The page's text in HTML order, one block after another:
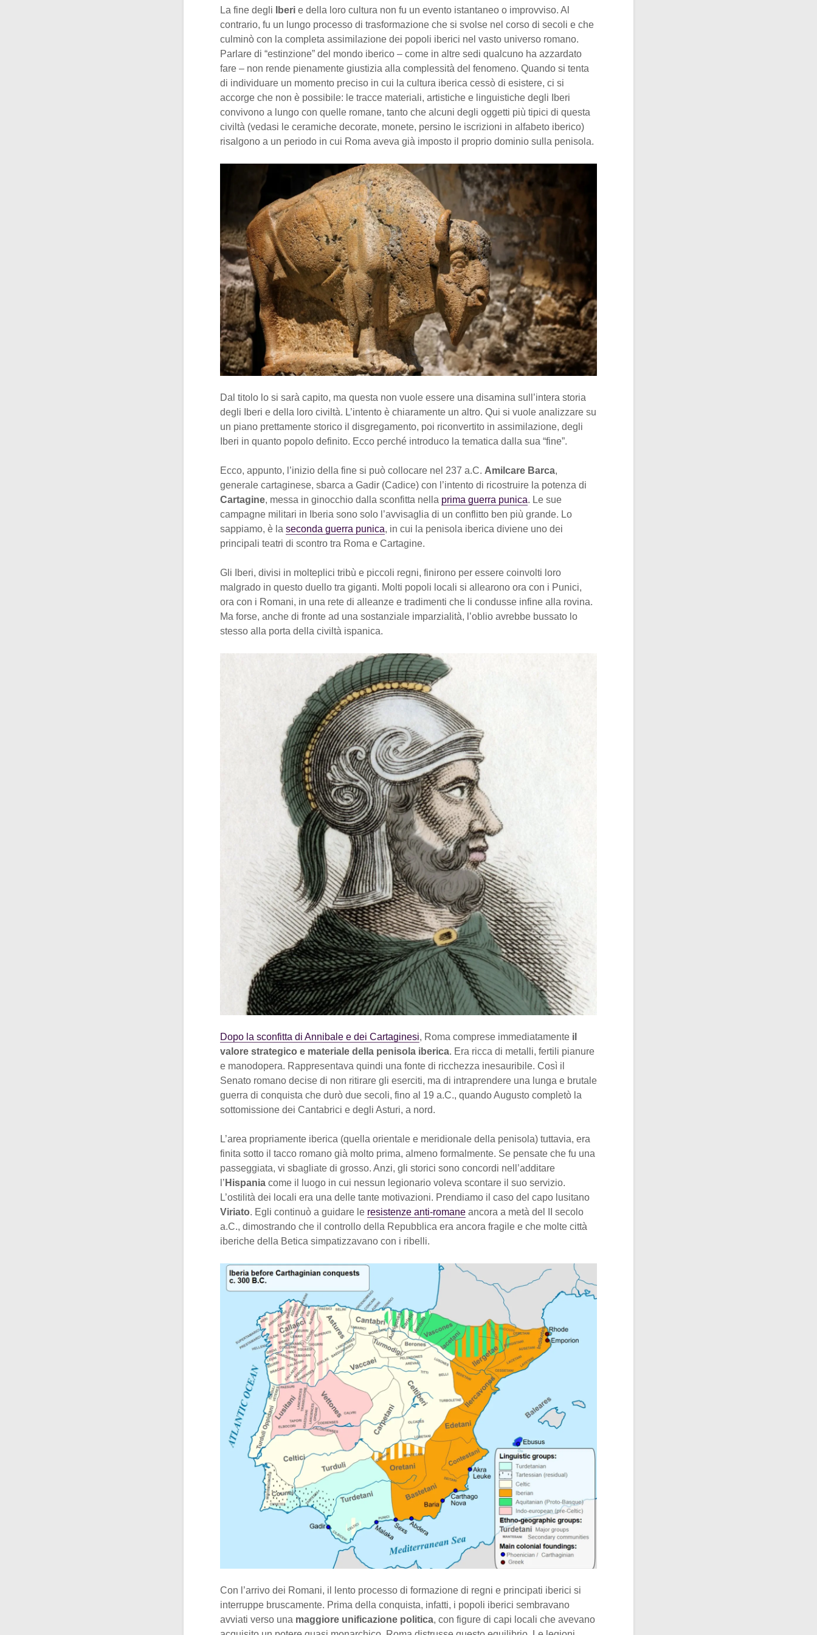
La fine degli Iberi e della loro cultura non fu un evento istantaneo o improvviso. Al
contrario, fu un lungo processo di trasformazione che si svolse nel corso di secoli e che
culminò con la completa assimilazione dei popoli iberici nel vasto universo romano.
Parlare di “estinzione” del mondo iberico – come in altre sedi qualcuno ha azzardato
fare – non rende pienamente giustizia alla complessità del fenomeno. Quando si tenta
di individuare un momento preciso in cui la cultura iberica cessò di esistere, ci si
accorge che non è possibile: le tracce materiali, artistiche e linguistiche degli Iberi
convivono a lungo con quelle romane, tanto che alcuni degli oggetti più tipici di questa
civiltà (vedasi le ceramiche decorate, monete, persino le iscrizioni in alfabeto iberico)
risalgono a un periodo in cui Roma aveva già imposto il proprio dominio sulla penisola.
Dal titolo lo si sarà capito, ma questa non vuole essere una disamina sull’intera storia
degli Iberi e della loro civiltà. L’intento è chiaramente un altro. Qui si vuole analizzare su
un piano prettamente storico il disgregamento, poi riconvertito in assimilazione, degli
Iberi in quanto popolo definito. Ecco perché introduco la tematica dalla sua “fine”.
Ecco, appunto, l’inizio della fine si può collocare nel 237 a.C. Amilcare Barca,
generale cartaginese, sbarca a Gadir (Cadice) con l’intento di ricostruire la potenza di
Cartagine, messa in ginocchio dalla sconfitta nella prima guerra punica. Le sue
campagne militari in Iberia sono solo l’avvisaglia di un conflitto ben più grande. Lo
sappiamo, è la seconda guerra punica, in cui la penisola iberica diviene uno dei
principali teatri di scontro tra Roma e Cartagine.
Gli Iberi, divisi in molteplici tribù e piccoli regni, finirono per essere coinvolti loro
malgrado in questo duello tra giganti. Molti popoli locali si allearono ora con i Punici,
ora con i Romani, in una rete di alleanze e tradimenti che li condusse infine alla rovina.
Ma forse, anche di fronte ad una sostanziale imparzialità, l’oblio avrebbe bussato lo
stesso alla porta della civiltà ispanica.
Dopo la sconfitta di Annibale e dei Cartaginesi, Roma comprese immediatamente il
valore strategico e materiale della penisola iberica. Era ricca di metalli, fertili pianure
e manodopera. Rappresentava quindi una fonte di ricchezza inesauribile. Così il
Senato romano decise di non ritirare gli eserciti, ma di intraprendere una lunga e brutale
guerra di conquista che durò due secoli, fino al 19 a.C., quando Augusto completò la
sottomissione dei Cantabrici e degli Asturi, a nord.
L’area propriamente iberica (quella orientale e meridionale della penisola) tuttavia, era
finita sotto il tacco romano già molto prima, almeno formalmente. Se pensate che fu una
passeggiata, vi sbagliate di grosso. Anzi, gli storici sono concordi nell’additare
l’ Hispania come il luogo in cui nessun legionario voleva scontare il suo servizio.
L’ostilità dei locali era una delle tante motivazioni. Prendiamo il caso del capo lusitano
Viriato. Egli continuò a guidare le resistenze anti-romane ancora a metà del II secolo
a.C., dimostrando che il controllo della Repubblica era ancora fragile e che molte città
iberiche della Betica simpatizzavano con i ribelli.
Con l’arrivo dei Romani, il lento processo di formazione di regni e principati iberici si
interruppe bruscamente. Prima della conquista, infatti, i popoli iberici sembravano
avviati verso una maggiore unificazione politica, con figure di capi locali che avevano